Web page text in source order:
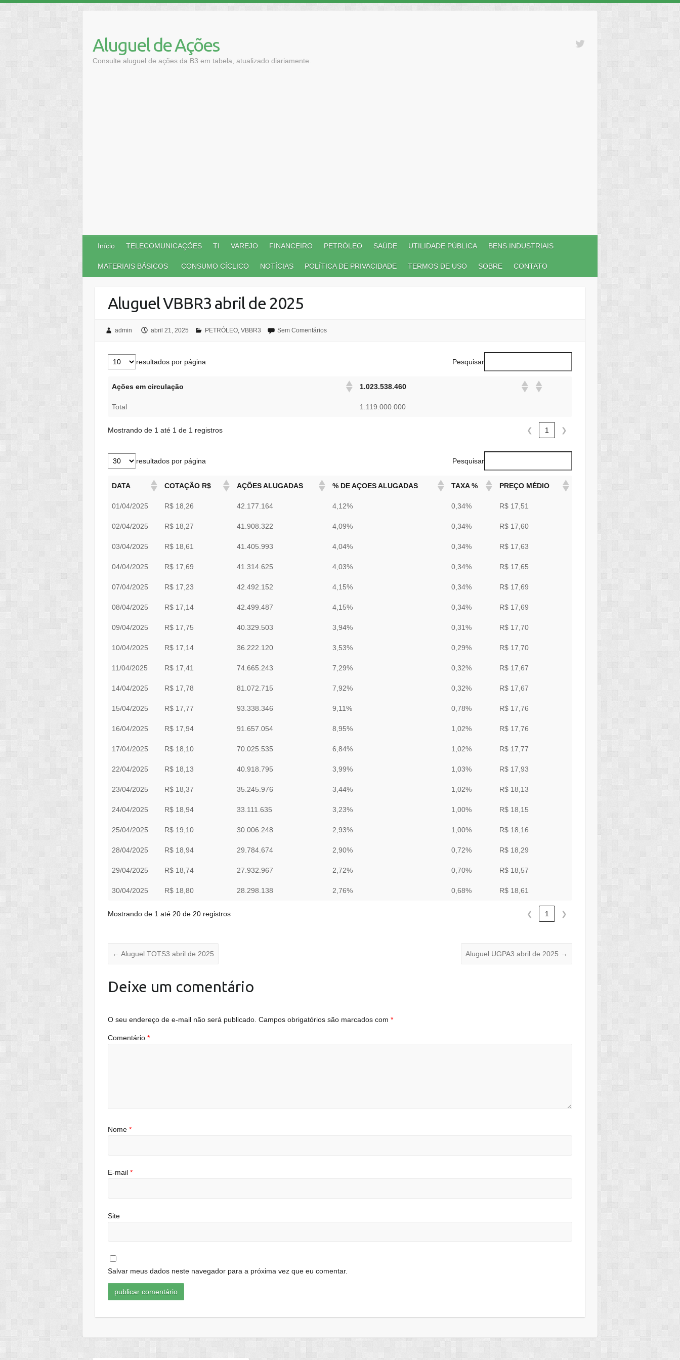
content
Aluguel de Ações
Consulte aluguel de ações da B3 em tabela, atualizado diariamente.
Início TELECOMUNICAÇÕES TI VAREJO FINANCEIRO PETRÓLEO SAÚDE UTILIDADE PÚBLICA BENS INDUSTRIAIS
MATERIAIS BÁSICOS CONSUMO CÍCLICO NOTÍCIAS POLÍTICA DE PRIVACIDADE TERMOS DE USO SOBRE CONTATO
Aluguel VBBR3 abril de 2025
admin abril 21, 2025 PETRÓLEO, VBBR3 Sem Comentários
resultados por página Pesquisar
Ações em circulação 1.023.538.460
Total 1.119.000.000
Mostrando de 1 até 1 de 1 registros ❮ 1 ❯
resultados por página Pesquisar
DATA COTAÇÃO R$ AÇÕES ALUGADAS % DE AÇOES ALUGADAS TAXA % PREÇO MÉDIO
01/04/2025 R$ 18,26 42.177.164 4,12% 0,34% R$ 17,51
02/04/2025 R$ 18,27 41.908.322 4,09% 0,34% R$ 17,60
03/04/2025 R$ 18,61 41.405.993 4,04% 0,34% R$ 17,63
04/04/2025 R$ 17,69 41.314.625 4,03% 0,34% R$ 17,65
07/04/2025 R$ 17,23 42.492.152 4,15% 0,34% R$ 17,69
08/04/2025 R$ 17,14 42.499.487 4,15% 0,34% R$ 17,69
09/04/2025 R$ 17,75 40.329.503 3,94% 0,31% R$ 17,70
10/04/2025 R$ 17,14 36.222.120 3,53% 0,29% R$ 17,70
11/04/2025 R$ 17,41 74.665.243 7,29% 0,32% R$ 17,67
14/04/2025 R$ 17,78 81.072.715 7,92% 0,32% R$ 17,67
15/04/2025 R$ 17,77 93.338.346 9,11% 0,78% R$ 17,76
16/04/2025 R$ 17,94 91.657.054 8,95% 1,02% R$ 17,76
17/04/2025 R$ 18,10 70.025.535 6,84% 1,02% R$ 17,77
22/04/2025 R$ 18,13 40.918.795 3,99% 1,03% R$ 17,93
23/04/2025 R$ 18,37 35.245.976 3,44% 1,02% R$ 18,13
24/04/2025 R$ 18,94 33.111.635 3,23% 1,00% R$ 18,15
25/04/2025 R$ 19,10 30.006.248 2,93% 1,00% R$ 18,16
28/04/2025 R$ 18,94 29.784.674 2,90% 0,72% R$ 18,29
29/04/2025 R$ 18,74 27.932.967 2,72% 0,70% R$ 18,57
30/04/2025 R$ 18,80 28.298.138 2,76% 0,68% R$ 18,61
Mostrando de 1 até 20 de 20 registros ❮ 1 ❯
← Aluguel TOTS3 abril de 2025 Aluguel UGPA3 abril de 2025 →
Deixe um comentário
O seu endereço de e-mail não será publicado. Campos obrigatórios são marcados com *
Comentário *
Nome *
E-mail *
Site
Salvar meus dados neste navegador para a próxima vez que eu comentar.